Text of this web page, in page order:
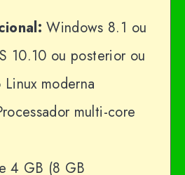
Windows 8.1 ou
10.10 ou posterior ou
moderna
multi-core
4 GB (8 GB